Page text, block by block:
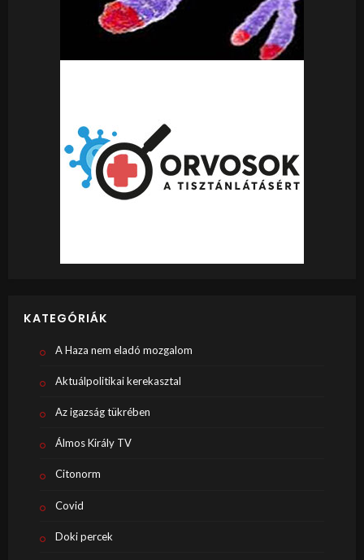
KATEGÓRIÁK
A Haza nem eladó mozgalom
Aktuálpolitikai kerekasztal
Az igazság tükrében
Álmos Király TV
Citonorm
Covid
Doki percek